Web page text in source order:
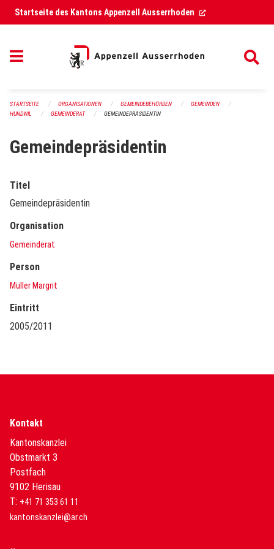
Navigation überspringen
Startseite des Kantons Appenzell Ausserrhoden (External Link)
STARTSEITE ORGANISATIONEN GEMEINDEBEHÖRDEN
GEMEINDEN
HUNDWIL
GEMEINDERAT GEMEINDEPRÄSIDENTIN
Gemeindepräsidentin
Titel
Gemeindepräsidentin
Organisation
Gemeinderat
Person
Müller Margrit
Eintritt
2005/2011
Kontakt
Kantonskanzlei
Obstmarkt 3
Postfach
9102 Herisau
T: +41 71 353 61 11
kantonskanzlei@ar.ch